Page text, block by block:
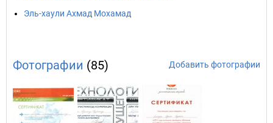
Эль-хаули Ахмад Мохамад
Фотографии (85) Добавить фотографии